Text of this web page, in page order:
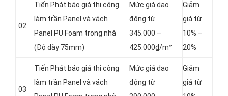
02
Tiến Phát báo giá thi công
làm trần Panel và vách
Panel PU Foam trong nhà
(Độ dày 75mm)
Mức giá dao
động từ
345.000 –
425.000₫/m²
Giảm
giá từ
10% –
20%
03
Tiến Phát báo giá thi công
làm trần Panel và vách
Mức giá dao
động từ
Giảm
giá từ